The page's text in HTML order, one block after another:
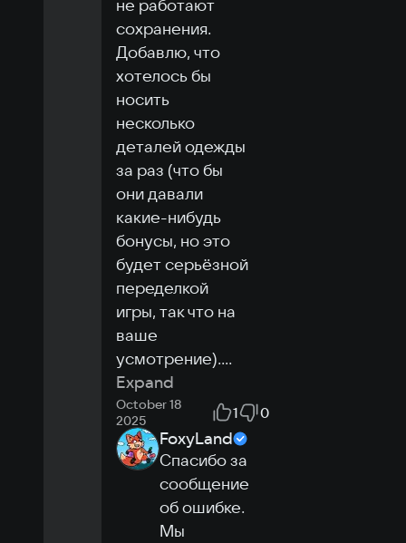
не работают
сохранения.
Добавлю, что
хотелось бы
носить
несколько
деталей одежды
за раз (что бы
они давали
какие-нибудь
бонусы, но это
будет серьёзной
переделкой
игры, так что на
ваше
усмотрение)....
Expand
October 18
2025
1 0
FoxyLand
Спасибо за
сообщение
об ошибке.
Мы